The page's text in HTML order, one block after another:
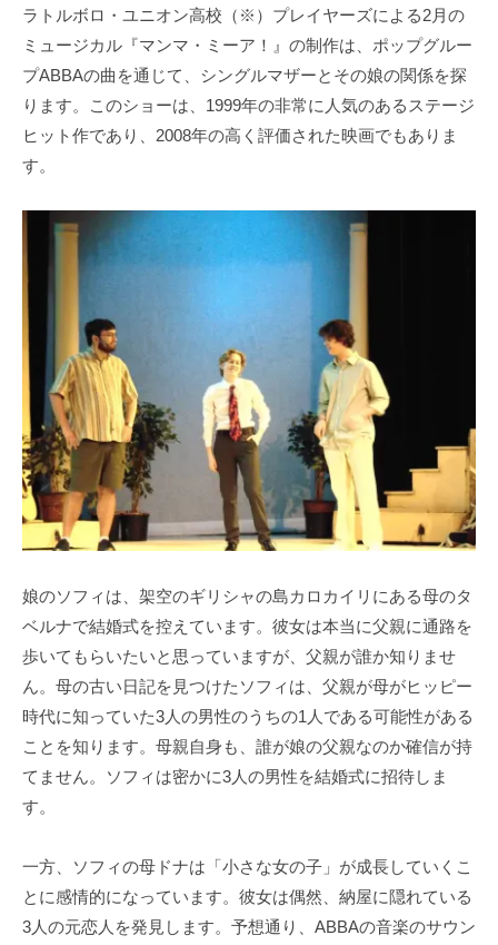
g
a
s
y
a
コ
メ
ン
ラトルボロ・ユニオン高校（※）プレイヤーズによる2月の
ミュージカル『マンマ・ミーア！』の制作は、ポップグルー
プABBAの曲を通じて、シングルマザーとその娘の関係を探
ります。このショーは、1999年の非常に人気のあるステージ
ヒット作であり、2008年の高く評価された映画でもありま
す。
娘のソフィは、架空のギリシャの島カロカイリにある母のタ
ベルナで結婚式を控えています。彼女は本当に父親に通路を
歩いてもらいたいと思っていますが、父親が誰か知りませ
ん。母の古い日記を見つけたソフィは、父親が母がヒッピー
時代に知っていた3人の男性のうちの1人である可能性がある
ことを知ります。母親自身も、誰が娘の父親なのか確信が持
てません。ソフィは密かに3人の男性を結婚式に招待しま
す。
一方、ソフィの母ドナは「小さな女の子」が成長していくこ
とに感情的になっています。彼女は偶然、納屋に隠れている
3人の元恋人を発見します。予想通り、ABBAの音楽のサウン